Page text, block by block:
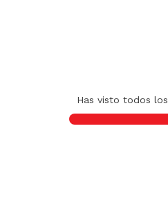
Has visto todos los